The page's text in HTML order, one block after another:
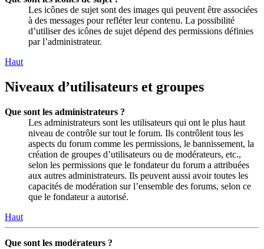
Les icônes de sujet sont des images qui peuvent être associées
à des messages pour refléter leur contenu. La possibilité
d’utiliser des icônes de sujet dépend des permissions définies
par l’administrateur.
Haut
Niveaux d’utilisateurs et groupes
Que sont les administrateurs ?
Les administrateurs sont les utilisateurs qui ont le plus haut
niveau de contrôle sur tout le forum. Ils contrôlent tous les
aspects du forum comme les permissions, le bannissement, la
création de groupes d’utilisateurs ou de modérateurs, etc.,
selon les permissions que le fondateur du forum a attribuées
aux autres administrateurs. Ils peuvent aussi avoir toutes les
capacités de modération sur l’ensemble des forums, selon ce
que le fondateur a autorisé.
Haut
Que sont les modérateurs ?